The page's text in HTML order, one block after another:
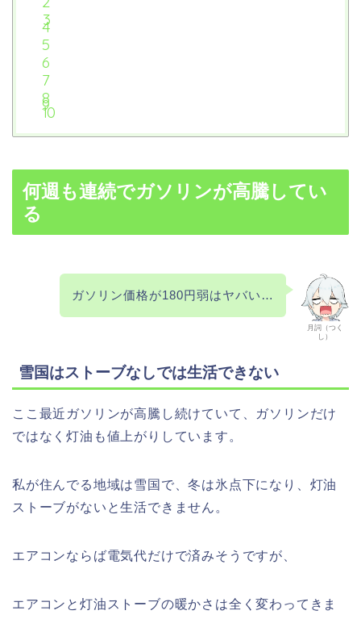
何週も連続でガソリンが高騰してい
る
月詞（つく
し）
ガソリン価格が180円弱はヤバい…
雪国はストーブなしでは生活できない
ここ最近ガソリンが高騰し続けていて、ガソリンだけ
ではなく灯油も値上がりしています。
私が住んでる地域は雪国で、冬は氷点下になり、灯油
ストーブがないと生活できません。
エアコンならば電気代だけで済みそうですが、
エアコンと灯油ストーブの暖かさは全く変わってきま